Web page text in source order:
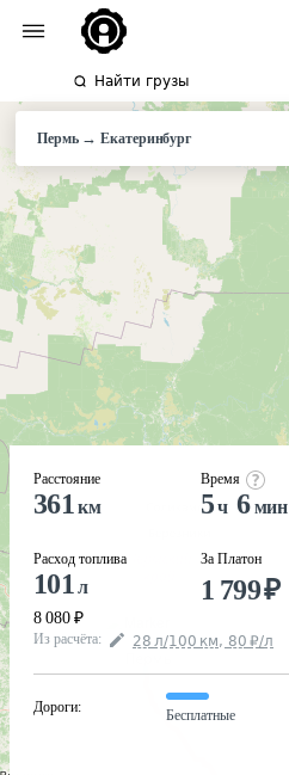
Найти грузы
Пермь→Екатеринбург
Расстояние
361 км
Расход топлива
101 л
8 080 ₽
Время
5 ч 6мин
За Платон
1 799₽
Из расчёта: 28 л/100 км, 80 ₽/л
Дороги:
Бесплатные